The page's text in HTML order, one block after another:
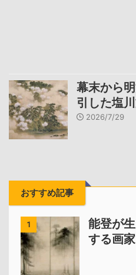
幕末から
引した塩
2026/7/29
おすすめ記事
1
能登が
する画